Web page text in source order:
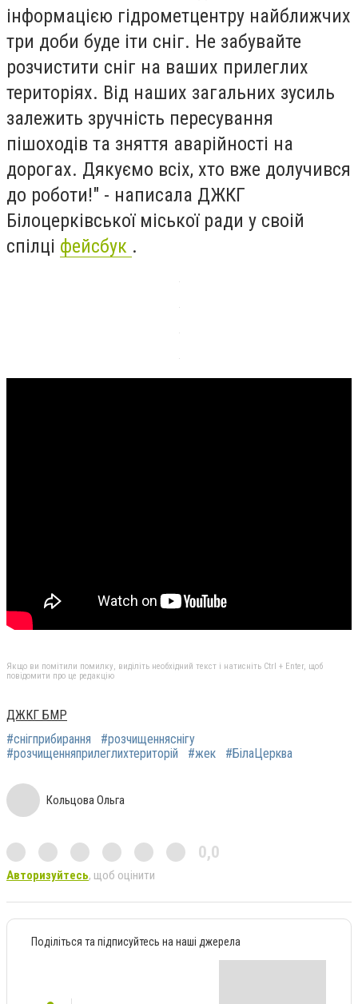
інформацією гідрометцентру найближчих
три доби буде іти сніг. Не забувайте
розчистити сніг на ваших прилеглих
територіях. Від наших загальних зусиль
залежить зручність пересування
пішоходів та зняття аварійності на
дорогах. Дякуємо всіх, хто вже долучився
до роботи!" - написала ДЖКГ
Білоцерківської міської ради у своій
спілці фейсбук .
Якщо ви помітили помилку, виділіть необхідний текст і натисніть Ctrl + Enter, щоб
повідомити про це редакцію
ДЖКГ БМР
#снігприбирання
#розчищенняснігу
#розчищенняприлеглихтериторій
#жек #БілаЦерква
Кольцова Ольга
0,0
Авторизуйтесь, щоб оцінити
Поділіться та підписуйтесь на наші джерела